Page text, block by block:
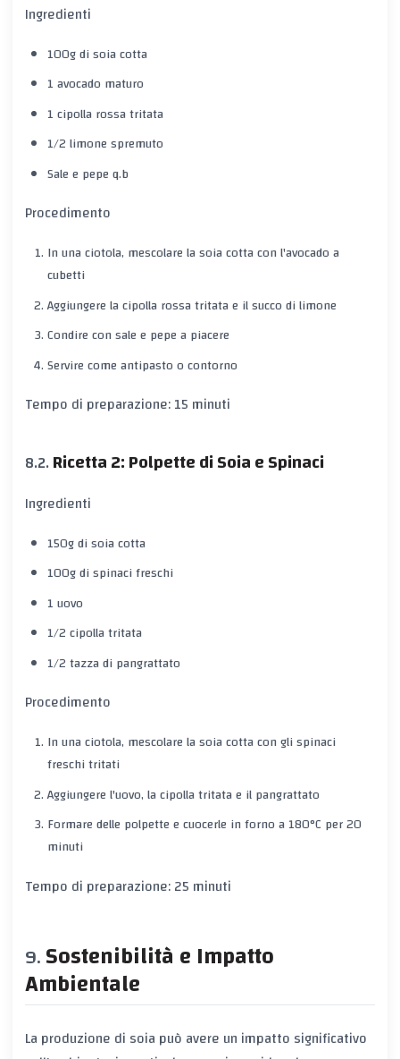
Ingredienti
100g di soia cotta
1 avocado maturo
1 cipolla rossa tritata
1/2 limone spremuto
Sale e pepe q.b
Procedimento
In una ciotola, mescolare la soia cotta con l'avocado a
cubetti
Aggiungere la cipolla rossa tritata e il succo di limone
Condire con sale e pepe a piacere
Servire come antipasto o contorno
Tempo di preparazione: 15 minuti
Ricetta 2: Polpette di Soia e Spinaci
Ingredienti
150g di soia cotta
100g di spinaci freschi
1 uovo
1/2 cipolla tritata
1/2 tazza di pangrattato
Procedimento
In una ciotola, mescolare la soia cotta con gli spinaci
freschi tritati
Aggiungere l'uovo, la cipolla tritata e il pangrattato
Formare delle polpette e cuocerle in forno a 180°C per 20
minuti
Tempo di preparazione: 25 minuti
Sostenibilità e Impatto
Ambientale
La produzione di soia può avere un impatto significativo